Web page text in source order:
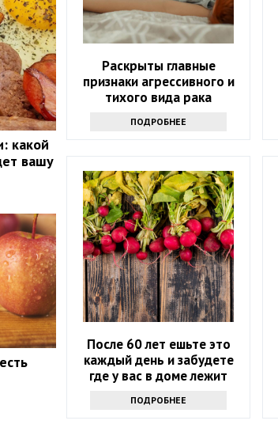
какой
вашу
Раскрыты главные
признаки агрессивного и
тихого вида рака
ПОДРОБНЕЕ
После 60 лет ешьте это
каждый день и забудете
где у вас в доме лежит
ПОДРОБНЕЕ